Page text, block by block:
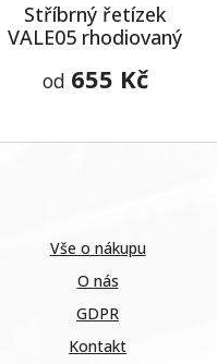
Stříbrný řetízek
VALE05 rhodiovaný
od 655 Kč
Vše o nákupu
O nás
GDPR
Kontakt